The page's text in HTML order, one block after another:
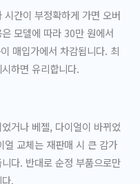
간이 부정확하게 가면 오버
모델에 따라 30만 원에서
매입가에서 차감됩니다. 최
하면 유리합니다.
거나 베젤, 다이얼이 바뀌었
얼 교체는 재판매 시 큰 감가
다. 반대로 순정 부품으로만
.